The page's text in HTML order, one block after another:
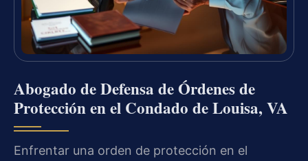
Abogado de Defensa de Órdenes de
Protección en el Condado de Louisa, VA
Enfrentar una orden de protección en el